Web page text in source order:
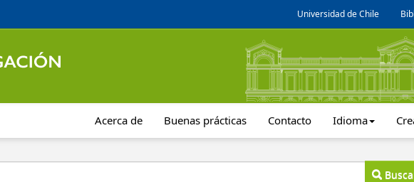
Universidad de Chile
Acerca de Buenas prácticas Contacto Idioma